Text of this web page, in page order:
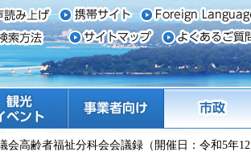
ベント 市政
会高齢者福祉分科会会議録（開催日：令和5年12